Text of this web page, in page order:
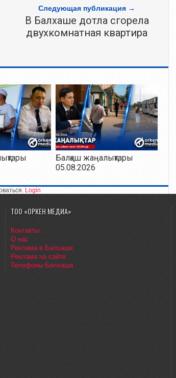
Следующая публикация →
В Балхаше дотла сгорела
двухкомнатная квартира
Балқаш жаңалықтары
05.08.2026
Login
ТОО «ОРКЕН МЕДИА»
Контакты
О нас
Реклама в Балхаше
Реклама на сайте
Телефоны Балхаша